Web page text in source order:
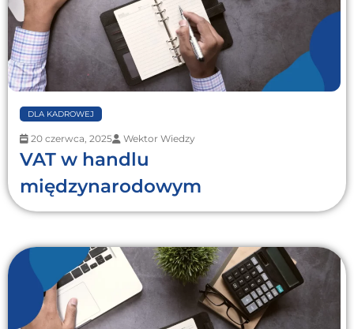
DLA KADROWEJ
20 czerwca, 2025 Wektor Wiedzy
VAT w handlu
międzynarodowym